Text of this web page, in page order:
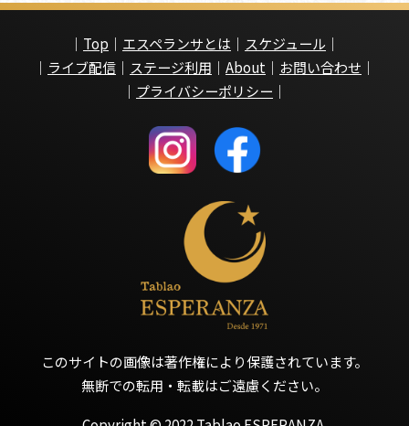
｜ Top ｜ エスペランサとは ｜ スケジュール ｜
｜ ライブ配信 ｜ ステージ利用 ｜ About ｜ お問い合わせ ｜
｜ プライバシーポリシー ｜
このサイトの画像は著作権により保護されています。
無断での転用・転載はご遠慮ください。